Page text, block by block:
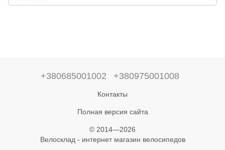
+380685001002 +380975001008
Контакты
Полная версия сайта
© 2014—2026
Велосклад - интернет магазин велосипедов